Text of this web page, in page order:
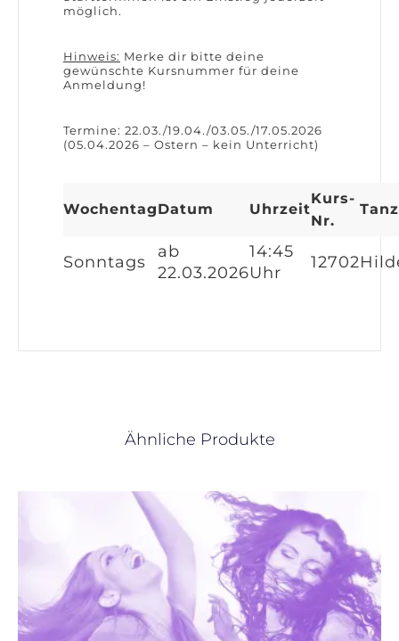
möglich.
Hinweis: Merke dir bitte deine
gewünschte Kursnummer für deine
Anmeldung!
Termine: 22.03./19.04./03.05./17.05.2026
(05.04.2026 – Ostern – kein Unterricht)
WochentagDatum Uhrzeit
Kurs-
Nr.
Sonntags
ab
22.03.2026
14:45
Uhr
12702
Ähnliche Produkte